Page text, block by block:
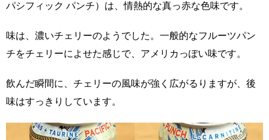
パシフィック パンチ）は、情熱的な真っ赤な色味です。
味は、濃いチェリーのようでした。一般的なフルーツパン
チをチェリーによせた感じで、アメリカっぽい味です。
飲んだ瞬間に、チェリーの風味が強く広がるりますが、後
味はすっきりしています。